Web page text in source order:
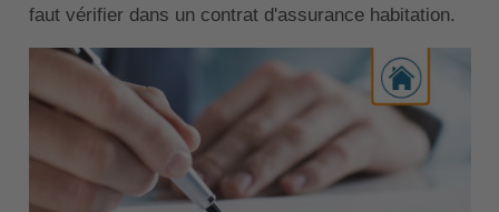
faut vérifier dans un contrat d'assurance habitation.